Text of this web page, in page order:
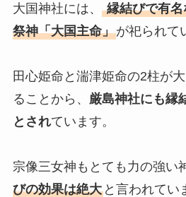
大国神社には、 縁結びで有名
祭神「大国主命」が祀られて
田心姫命と湍津姫命の2柱が
ることから、 厳島神社にも縁
とされています。
宗像三女神もとても力の強い
びの効果は絶大と言われてい